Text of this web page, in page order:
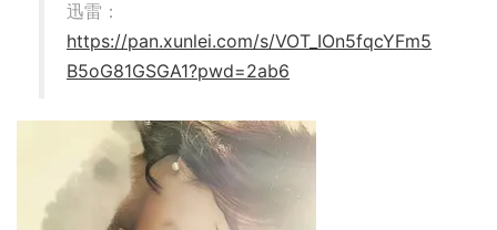
迅雷：
https://pan.xunlei.com/s/VOT_IOn5fqcYFm5
B5oG81GSGA1?pwd=2ab6